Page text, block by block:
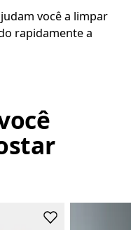
você a limpar
rapidamente a